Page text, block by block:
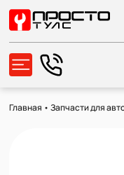
Главная •Запчасти для